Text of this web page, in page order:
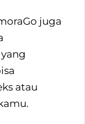
juga
atau